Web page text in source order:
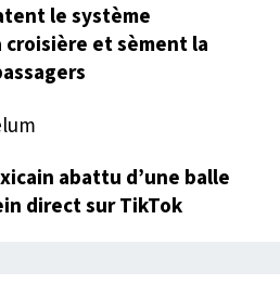
le système
et sèment la
abattu d’une balle
direct sur TikTok